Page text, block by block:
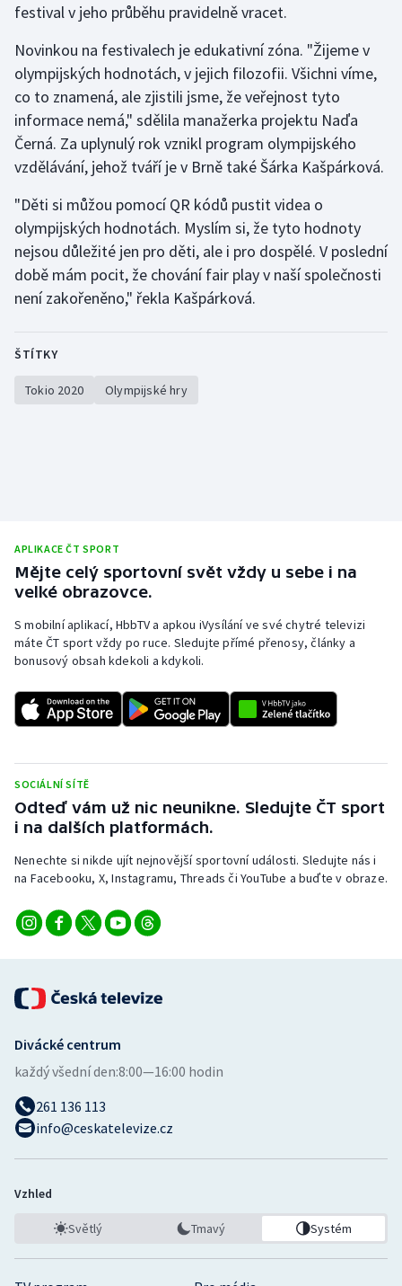
festival v jeho průběhu pravidelně vracet.
Novinkou na festivalech je edukativní zóna. "Žijeme v
olympijských hodnotách, v jejich filozofii. Všichni víme,
co to znamená, ale zjistili jsme, že veřejnost tyto
informace nemá," sdělila manažerka projektu Naďa
Černá. Za uplynulý rok vznikl program olympijského
vzdělávání, jehož tváří je v Brně také Šárka Kašpárková.
"Děti si můžou pomocí QR kódů pustit videa o
olympijských hodnotách. Myslím si, že tyto hodnoty
nejsou důležité jen pro děti, ale i pro dospělé. V poslední
době mám pocit, že chování fair play v naší společnosti
není zakořeněno," řekla Kašpárková.
ŠTÍTKY
Tokio 2020 Olympijské hry
APLIKACE ČT SPORT
Mějte celý sportovní svět vždy u sebe i na
velké obrazovce.
S mobilní aplikací, HbbTV a apkou iVysílání ve své chytré televizi
máte ČT sport vždy po ruce. Sledujte přímé přenosy, články a
bonusový obsah kdekoli a kdykoli.
SOCIÁLNÍ SÍTĚ
Odteď vám už nic neunikne. Sledujte ČT sport
i na dalších platformách.
Nenechte si nikde ujít nejnovější sportovní události. Sledujte nás i
na Facebooku, X, Instagramu, Threads či YouTube a buďte v obraze.
Divácké centrum
každý všední den:8:00—16:00 hodin
261 136 113
info@ceskatelevize.cz
Vzhled
Světlý Tmavý Systém